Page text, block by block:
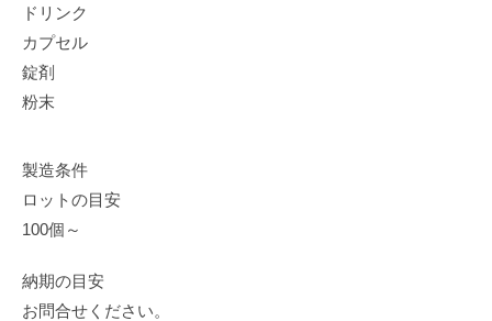
ドリンク
カプセル
錠剤
粉末
製造条件
ロットの目安
100個～
納期の目安
お問合せください。